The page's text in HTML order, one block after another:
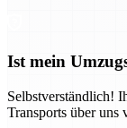
Ist mein
Selbstverständlich!
Transports über uns